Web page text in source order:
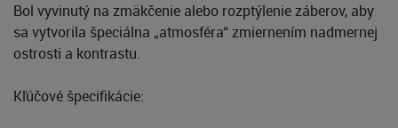
Bol vyvinutý na zmäkčenie alebo rozptýlenie záberov, aby
sa vytvorila špeciálna „atmosféra“ zmiernením nadmernej
ostrosti a kontrastu.
Kľúčové špecifikácie: